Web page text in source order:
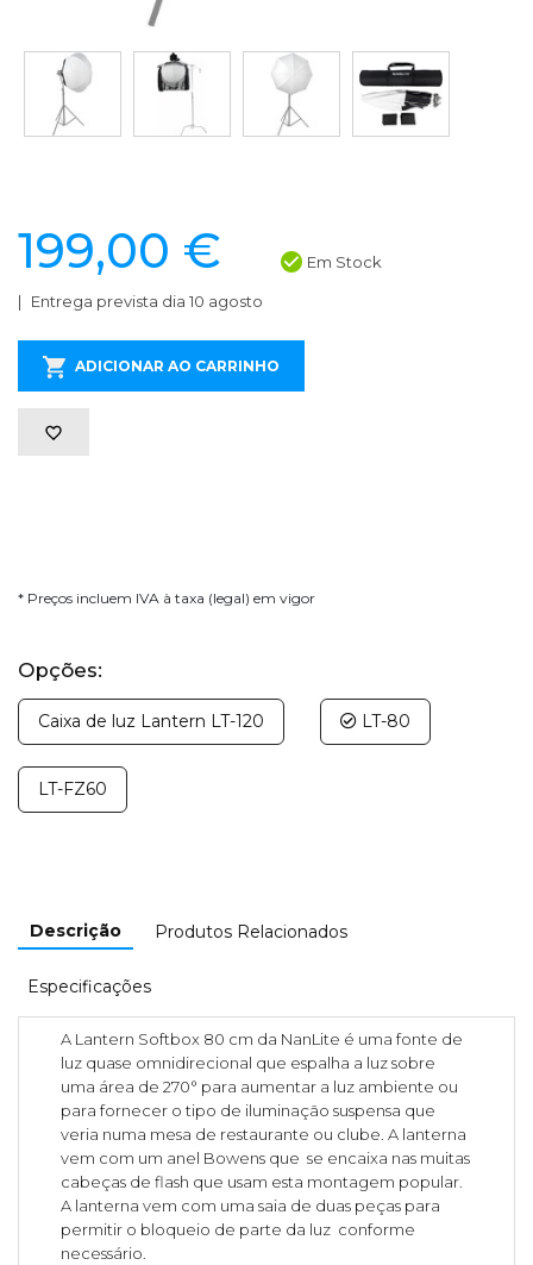
199,00 € Em Stock
Entrega prevista dia 10 agosto
ADICIONAR AO CARRINHO
* Preços incluem IVA à taxa (legal) em vigor
Opções:
Caixa de luz Lantern LT-120 LT-80
LT-FZ60
Descrição Produtos Relacionados
Especificações
A Lantern Softbox 80 cm da NanLite é uma fonte de
luz quase omnidirecional que espalha a luz sobre
uma área de 270° para aumentar a luz ambiente ou
para fornecer o tipo de iluminação suspensa que
veria numa mesa de restaurante ou clube. A lanterna
vem com um anel Bowens que se encaixa nas muitas
cabeças de flash que usam esta montagem popular.
A lanterna vem com uma saia de duas peças para
permitir o bloqueio de parte da luz conforme
necessário.